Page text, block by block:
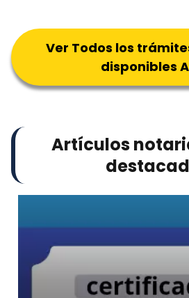
Ver Todos los
disponibles
Artículos